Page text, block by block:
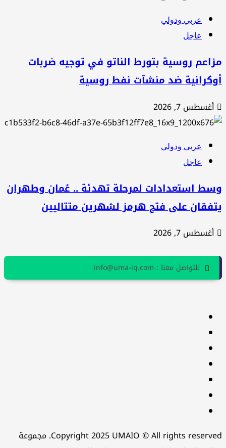
عربي ودولي
عاجل
روسية بتورط الناتو في توجيه ضربات
ضد منشآت نفط روسية
أغسطس 7, 2026
عربي ودولي
عاجل
استعدادات لمرحلة تهدئة .. عُمان وطهران
على فتح هرمز لشهرين متتاليين
أغسطس 7, 2026
للتواصل معنا : info@uma-iq.com
facebook
Twitter
youtube
Linkedin
instagram
snapchat
Telegram
Copyright 2025 UMAIO © All rights reserved. مجموعة